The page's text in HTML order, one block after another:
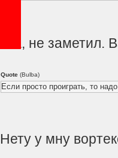
Ага, не заметил.
Quote(Bulba)
Если просто проиграть, то
Нету у мну